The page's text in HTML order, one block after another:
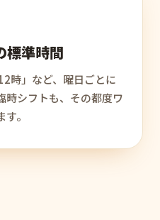
標準時間
時」など、曜日ごとに
時シフトも、その都度ワ
。